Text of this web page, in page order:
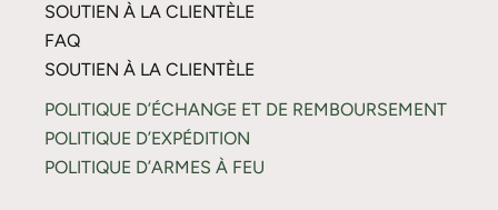
SOUTIEN À LA CLIENTÈLE
FAQ
SOUTIEN À LA CLIENTÈLE
POLITIQUE D’ÉCHANGE ET DE REMBOURSEMENT
POLITIQUE D’EXPÉDITION
POLITIQUE D’ARMES À FEU